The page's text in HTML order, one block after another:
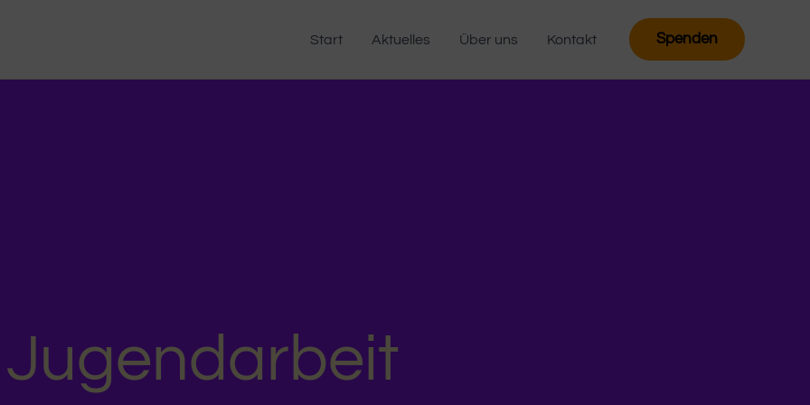
Start Aktuelles Über uns Kontakt Spenden
Jugendarbeit